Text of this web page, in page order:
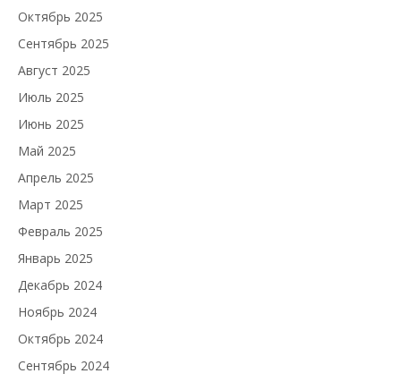
Октябрь 2025
Сентябрь 2025
Август 2025
Июль 2025
Июнь 2025
Май 2025
Апрель 2025
Март 2025
Февраль 2025
Январь 2025
Декабрь 2024
Ноябрь 2024
Октябрь 2024
Сентябрь 2024